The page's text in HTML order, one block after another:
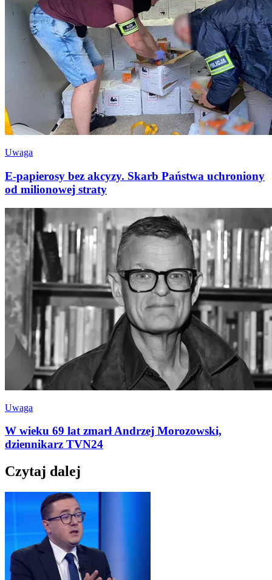
Uwaga
E-papierosy bez akcyzy. Skarb Państwa uchroniony
od milionowej straty
Uwaga
W wieku 69 lat zmarł Andrzej Morozowski,
dziennikarz TVN24
Czytaj dalej